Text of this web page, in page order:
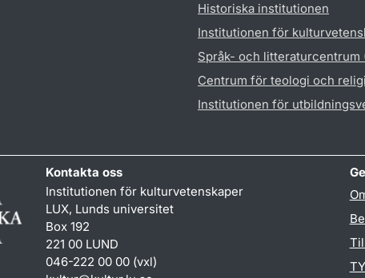
Historiska institutionen
Institutionen för
Språk- och litteraturcentrum
Centrum för teologi och
Institutionen för
Kontakta oss
Institutionen för kulturvetenskaper
LUX, Lunds universitet
Box 192
221 00 LUND
046-222 00 00 (vxl)